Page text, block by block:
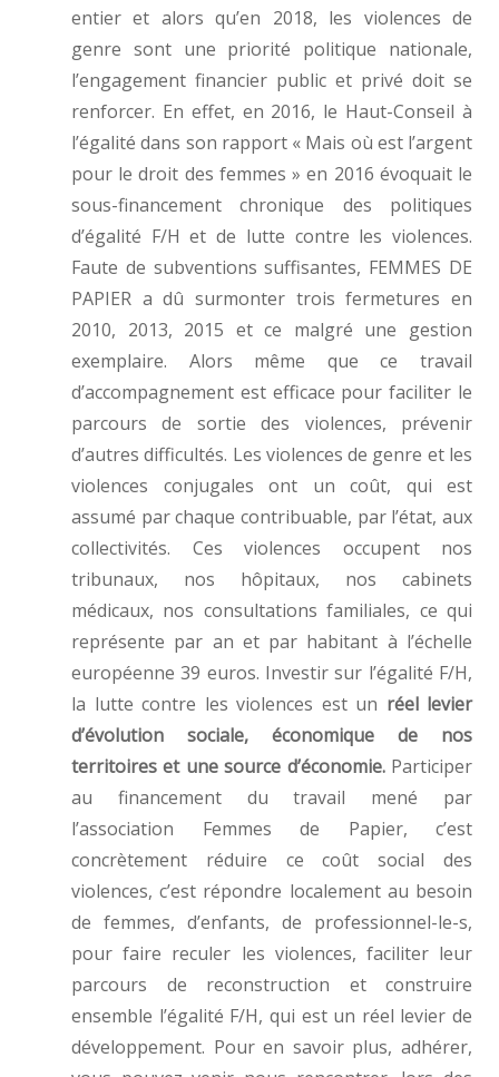
entier et alors qu’en 2018, les violences de
genre sont une priorité politique nationale,
l’engagement financier public et privé doit se
renforcer. En effet, en 2016, le Haut-Conseil à
l’égalité dans son rapport « Mais où est l’argent
pour le droit des femmes » en 2016 évoquait le
sous-financement chronique des politiques
d’égalité F/H et de lutte contre les violences.
Faute de subventions suffisantes, FEMMES DE
PAPIER a dû surmonter trois fermetures en
2010, 2013, 2015 et ce malgré une gestion
exemplaire. Alors même que ce travail
d’accompagnement est efficace pour faciliter le
parcours de sortie des violences, prévenir
d’autres difficultés. Les violences de genre et les
violences conjugales ont un coût, qui est
assumé par chaque contribuable, par l’état, aux
collectivités. Ces violences occupent nos
tribunaux, nos hôpitaux, nos cabinets
médicaux, nos consultations familiales, ce qui
représente par an et par habitant à l’échelle
européenne 39 euros. Investir sur l’égalité F/H,
la lutte contre les violences est un réel levier
d’évolution sociale, économique de nos
territoires et une source d’économie.Participer
au financement du travail mené par
l’association Femmes de Papier, c’est
concrètement réduire ce coût social des
violences, c’est répondre localement au besoin
de femmes, d’enfants, de professionnel-le-s,
pour faire reculer les violences, faciliter leur
parcours de reconstruction et construire
ensemble l’égalité F/H, qui est un réel levier de
développement. Pour en savoir plus, adhérer,